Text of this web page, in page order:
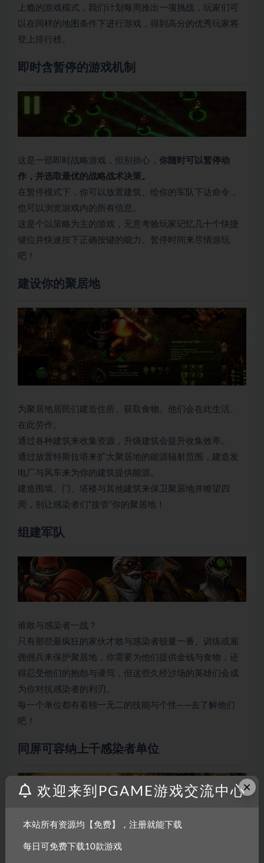
上瘾的游戏模式，我们计划每周推出一项挑战，玩家们可
以在同样的地图条件下进行游戏，得到高分的优秀玩家将
登上排行榜。
即时含暂停的游戏机制
这是一部即时战略游戏，但别担心， 你随时可以暂停动
作，并选取最优的战略战术决策。
在暂停模式下，你可以放置建筑、给你的军队下达命令，
也可以浏览游戏内的所有信息。
这是个以策略为主的游戏，无意考验玩家记忆几十个快捷
键位并快速按下正确按键的能力。暂停时间来尽情游玩
吧！
建设你的聚居地
为聚居地居民们建造住所、获取食物。他们会在此生活、
在此劳作。
通过各种建筑来收集资源，升级建筑会提升收集效率。
通过放置特斯拉塔来扩大聚居地的能源辐射范围，建造发
电厂与风车来为你的建筑提供能源。
建造围墙、门、塔楼与其他建筑来保卫聚居地并瞭望四
周，别让感染者们“接管”你的聚居地！
组建军队
谁敢与感染者一战？
只有那些最疯狂的家伙才敢与感染者较量一番。训练或雇
佣佣兵来保护聚居地，你需要为他们提供金钱与食物，还
得忍受他们的抱怨与谩骂，但这些久经沙场的英雄们会成
为你对抗感染者的利刃。
每一个单位都有着独一无二的技能与个性——去了解他们
吧！
同屏可容纳上千感染者单位
×
欢迎来到PGAME游戏交流中心
本站所有资源均【免费】，注册就能下载
每日可免费下载10款游戏